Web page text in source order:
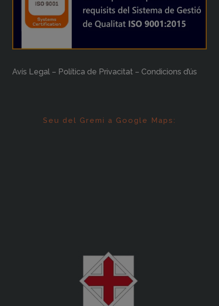
Avís Legal – Política de Privacitat – Condicions d’ús
Seu del Gremi a Google Maps: